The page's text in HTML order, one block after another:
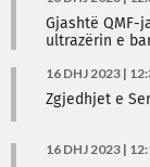
Gjashtë QMF-
ultrazërin e
16 DHJ 2023 |
Zgjedhjet e
16 DHJ 2023 |